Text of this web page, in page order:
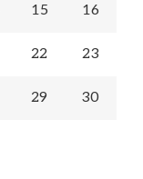
15 16
22 23
29 30